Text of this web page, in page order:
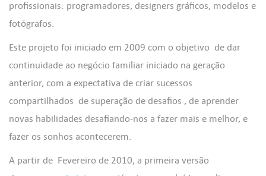
profissionais: programadores, designers gráficos, modelos e
fotógrafos.
Este projeto foi iniciado em 2009 com o objetivo de dar
continuidade ao negócio familiar iniciado na geração
anterior, com a expectativa de criar sucessos
compartilhados de superação de desafios , de aprender
novas habilidades desafiando-nos a fazer mais e melhor, e
fazer os sonhos acontecerem.
A partir de Fevereiro de 2010, a primeira versão